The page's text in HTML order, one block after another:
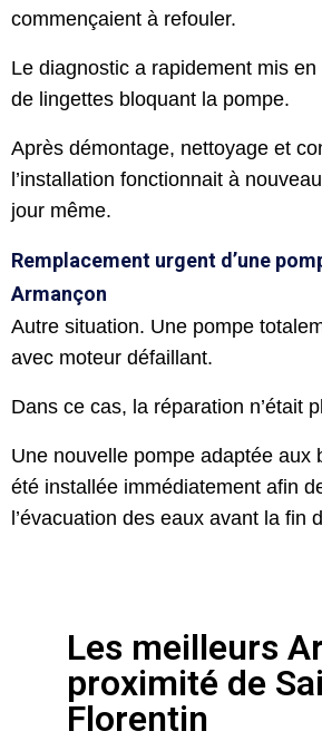
commençaient à refouler.
Le diagnostic a rapidement mis
de lingettes bloquant la pompe.
Après démontage, nettoyage et
l’installation fonctionnait à
jour même.
Remplacement urgent d’une
Armançon
Autre situation. Une pompe
avec moteur défaillant.
Dans ce cas, la réparation n’était
Une nouvelle pompe adaptée aux
été installée immédiatement afin
l’évacuation des eaux avant la fin
Les meilleurs
proximité de
Florentin